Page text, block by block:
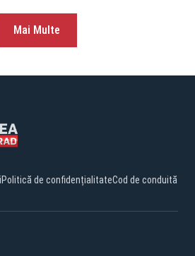
Mai Multe
Politică de confidențialitateCod de conduită